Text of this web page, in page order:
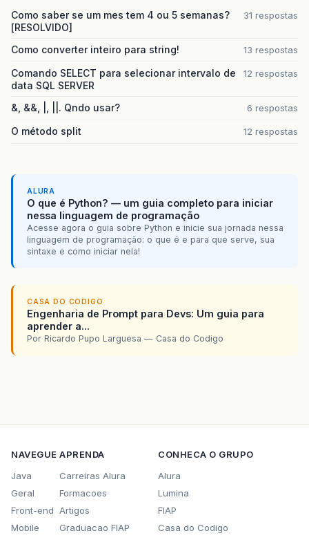
Como saber se um mes tem 4 ou 5 semanas?
[RESOLVIDO]
31 respostas
Como converter inteiro para string! 13 respostas
Comando SELECT para selecionar intervalo de
data SQL SERVER
12 respostas
&, &&, |, ||. Qndo usar? 6 respostas
O método split 12 respostas
ALURA
O que é Python? — um guia completo para iniciar
nessa linguagem de programação
Acesse agora o guia sobre Python e inicie sua jornada nessa
linguagem de programação: o que é e para que serve, sua
sintaxe e como iniciar nela!
CASA DO CODIGO
Engenharia de Prompt para Devs: Um guia para
aprender a...
Por Ricardo Pupo Larguesa — Casa do Codigo
NAVEGUE
Java
Geral
Front-end
Mobile
APRENDA
Carreiras Alura
Formacoes
Artigos
Graduacao FIAP
CONHECA O GRUPO
Alura
Lumina
FIAP
Casa do Codigo